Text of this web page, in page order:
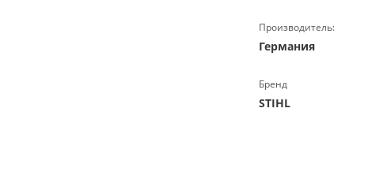
Производитель:
Германия
Бренд
STIHL